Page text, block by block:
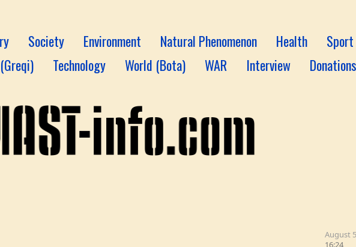
Society Environment Natural Phenomenon Health
Sport
Technology World (Bota) WAR Interview Donations
August 5, 2026